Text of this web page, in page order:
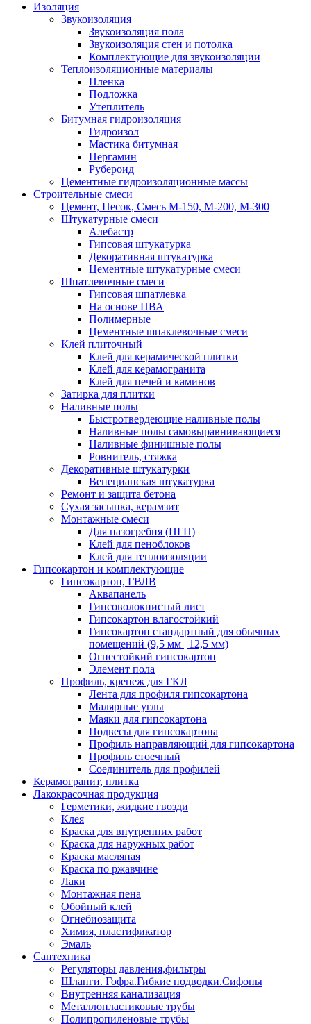
Изоляция
Звукоизоляция
Звукоизоляция пола
Звукоизоляция стен и потолка
Комплектующие для звукоизоляции
Теплоизоляционные материалы
Пленка
Подложка
Утеплитель
Битумная гидроизоляция
Гидроизол
Мастика битумная
Пергамин
Рубероид
Цементные гидроизоляционные массы
Строительные смеси
Цемент, Песок, Смесь М-150, М-200, М-300
Штукатурные смеси
Алебастр
Гипсовая штукатурка
Декоративная штукатурка
Цементные штукатурные смеси
Шпатлевочные смеси
Гипсовая шпатлевка
На основе ПВА
Полимерные
Цементные шпаклевочные смеси
Клей плиточный
Клей для керамической плитки
Клей для керамогранита
Клей для печей и каминов
Затирка для плитки
Наливные полы
Быстротвердеющие наливные полы
Наливные полы самовыравнивающиеся
Наливные финишные полы
Ровнитель, стяжка
Декоративные штукатурки
Венецианская штукатурка
Ремонт и защита бетона
Сухая засыпка, керамзит
Монтажные смеси
Для пазогребня (ПГП)
Клей для пеноблоков
Клей для теплоизоляции
Гипсокартон и комплектующие
Гипсокартон, ГВЛВ
Аквапанель
Гипсоволокнистый лист
Гипсокартон влагостойкий
Гипсокартон стандартный для обычных
помещений (9,5 мм | 12,5 мм)
Огнестойкий гипсокартон
Элемент пола
Профиль, крепеж для ГКЛ
Лента для профиля гипсокартона
Малярные углы
Маяки для гипсокартона
Подвесы для гипсокартона
Профиль направляющий для гипсокартона
Профиль стоечный
Соединитель для профилей
Керамогранит, плитка
Лакокрасочная продукция
Герметики, жидкие гвозди
Клея
Краска для внутренних работ
Краска для наружных работ
Краска масляная
Краска по ржавчине
Лаки
Монтажная пена
Обойный клей
Огнебиозащита
Химия, пластификатор
Эмаль
Сантехника
Регуляторы давления,фильтры
Шланги. Гофра.Гибкие подводки.Сифоны
Внутренняя канализация
Металлопластиковые трубы
Полипропиленовые трубы